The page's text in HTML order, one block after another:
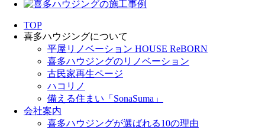
TOP
喜多ハウジングについて
平屋リノベーション HOUSE ReBORN
喜多ハウジングのリノベーション
古民家再生ページ
ハコリノ
備える住まい「SonaSuma」
会社案内
喜多ハウジングが選ばれる10の理由